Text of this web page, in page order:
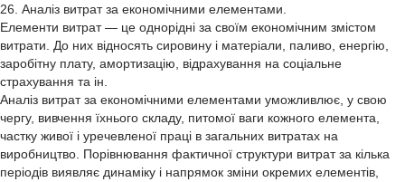
26. Аналіз витрат за економічними елементами.
Елементи витрат — це однорідні за своїм економічним змістом
витрати. До них відносять сировину і матеріали, паливо, енергію,
заробітну плату, амортизацію, відрахування на соціальне
страхування та ін.
Аналіз витрат за економічними елементами уможливлює, у свою
чергу, вивчення їхнього складу, питомої ваги кожного елемента,
частку живої і уречевленої праці в загальних витратах на
виробництво. Порівнювання фактичної структури витрат за кілька
періодів виявляє динаміку і напрямок зміни окремих елементів,